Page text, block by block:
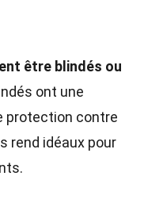
être blindés ou
ont une
protection contre
rend idéaux pour